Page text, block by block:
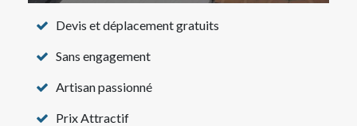
Devis et déplacement gratuits
Sans engagement
Artisan passionné
Prix Attractif